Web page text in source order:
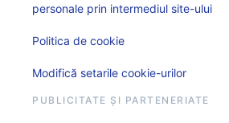
personale prin intermediul site-ului
Politica de cookie
Modifică setarile cookie-urilor
PUBLICITATE ȘI PARTENERIATE